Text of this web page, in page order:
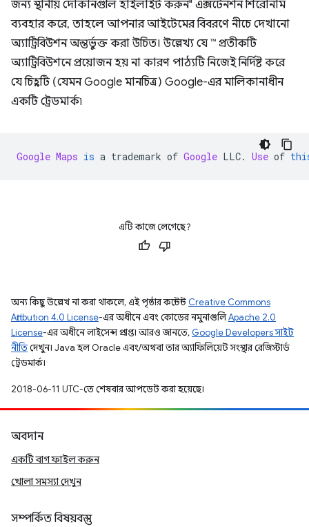
জন্য স্থানীয় দোকানগুলি হাইলাইট করুন" এক্সটেনশন শিরোনাম
ব্যবহার করে, তাহলে আপনার আইটেমের বিবরণে নীচে দেখানো
অ্যাট্রিবিউশন অন্তর্ভুক্ত করা উচিত। উল্লেখ্য যে ™ প্রতীকটি
অ্যাট্রিবিউশনে প্রয়োজন হয় না কারণ পাঠ্যটি নিজেই নির্দিষ্ট করে
যে চিহ্নটি (যেমন Google মানচিত্র) Google-এর মালিকানাধীন
একটি ট্রেডমার্ক৷
Google Maps is a trademark of Google LLC. Use of
এটি কাজে লেগেছে?
অন্য কিছু উল্লেখ না করা থাকলে, এই পৃষ্ঠার কন্টেন্ট Creative Commons
Attribution 4.0 License-এর অধীনে এবং কোডের নমুনাগুলিApache 2.0
License-এর অধীনে লাইসেন্স প্রাপ্ত। আরও জানতে, Google Developers সাইট
নীতিদেখুন। Java হল Oracle এবং/অথবা তার অ্যাফিলিয়েট সংস্থার রেজিস্টার্ড
ট্রেডমার্ক।
2018-06-11 UTC-তে শেষবার আপডেট করা হয়েছে।
অবদান
একটি বাগ ফাইল করুন
খোলা সমস্যা দেখুন
সম্পর্কিত বিষয়বস্তু